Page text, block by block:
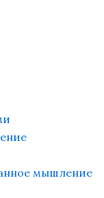
мышление